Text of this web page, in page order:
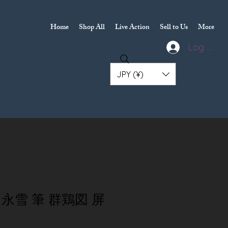
Home Shop All Live Action Sell to Us More
Log In
JPY (¥)
雪 筆 群鶏図 屏